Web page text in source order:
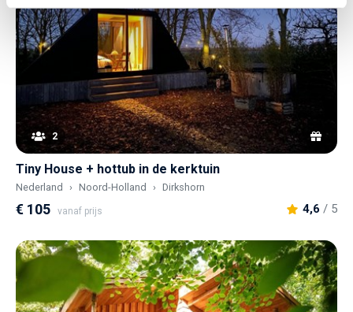
2
Tiny House + hottub in de kerktuin
Nederland Noord-Holland Dirkshorn
€ 105 vanaf prijs 4,6 / 5